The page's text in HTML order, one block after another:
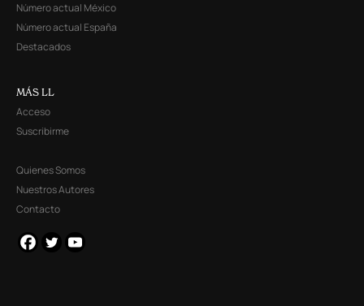
Número actual México
Número actual España
Destacados
MÁS LL
Acceso
Suscribirme
Quienes Somos
Nuestros Autores
Contacto